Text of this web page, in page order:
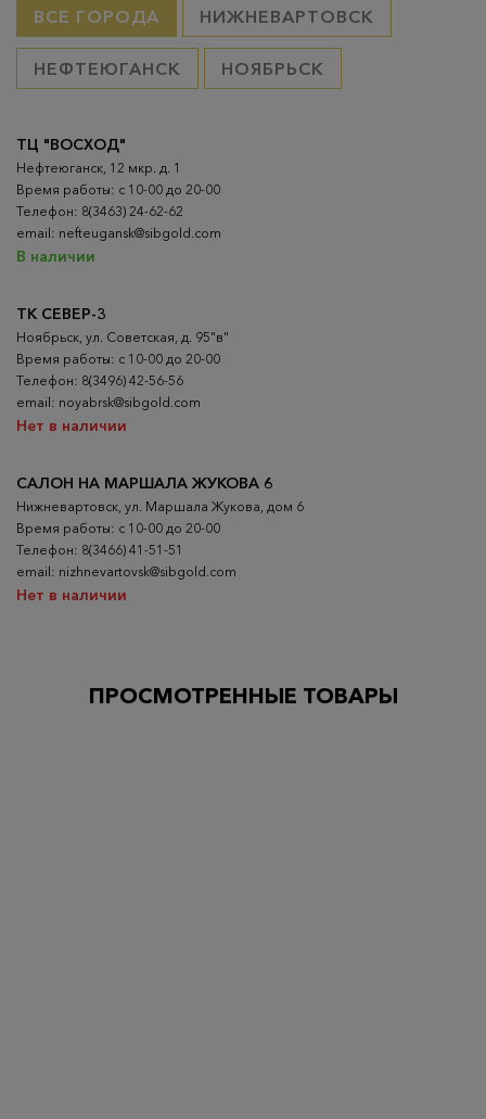
ВСЕ ГОРОДА НИЖНЕВАРТОВСК
НЕФТЕЮГАНСК НОЯБРЬСК
ТК СЕВЕР-3
Ноябрьск, ул. Советская, д. 95"в"
Время работы: с 10-00 до 20-00
Телефон: 8(3496) 42-56-56
email: noyabrsk@sibgold.com
Нет в наличии
ТЦ "ВОСХОД"
Нефтеюганск, 12 мкр. д. 1
Время работы: с 10-00 до 20-00
Телефон: 8(3463) 24-62-62
email: nefteugansk@sibgold.com
В наличии
САЛОН НА МАРШАЛА ЖУКОВА 6
Нижневартовск, ул. Маршала Жукова, дом 6
Время работы: с 10-00 до 20-00
Телефон: 8(3466) 41-51-51
email: nizhnevartovsk@sibgold.com
Нет в наличии
ПРОСМОТРЕННЫЕ ТОВАРЫ